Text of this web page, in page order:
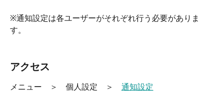
※通知設定は各ユーザーがそれぞれ行う必要がありま
す。
アクセス
メニュー　＞　個人設定　＞ 通知設定